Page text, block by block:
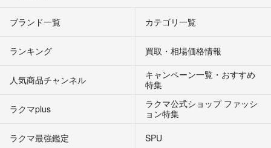
ブランド一覧 カテゴリ一覧
ランキング 買取・相場価格情報
人気商品チャンネル
キャンペーン一覧・おすすめ
特集
ラクマplus
ラクマ公式ショップ ファッシ
ョン特集
ラクマ最強鑑定
SPU